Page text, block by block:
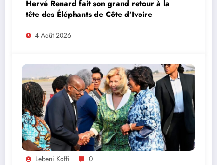
Hervé Renard fait son grand retour à la
tête des Éléphants de Côte d’Ivoire
4 Août 2026
Lebeni Koffi 0